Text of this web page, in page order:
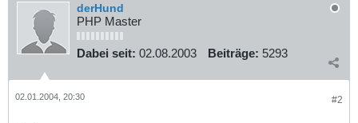
derHund
PHP Master
Dabei seit: 02.08.2003 Beiträge: 5293
#2
02.01.2004, 20:30